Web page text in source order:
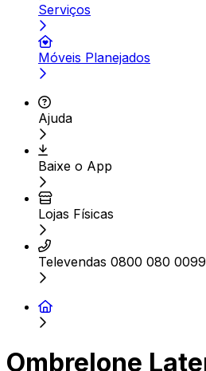
Serviços
Móveis Planejados
Ajuda
Baixe o App
Lojas Físicas
Televendas 0800 080 0099
Ombrelone